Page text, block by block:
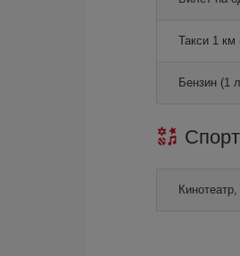
Такси 1 км
Бензин (1